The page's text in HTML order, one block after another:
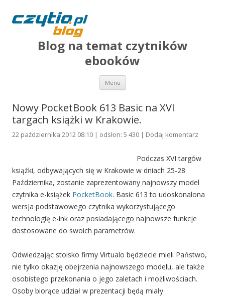
Blog na temat czytników
ebooków
Menu Przejdź do treści
Nowy PocketBook 613 Basic na XVI
targach książki w Krakowie.
22 października 2012 08:10 | odsłon: 5 430 | Dodaj komentarz
Podczas XVI targów
książki, odbywających się w Krakowie w dniach 25-28
Października, zostanie zaprezentowany najnowszy model
czytnika e-książek PocketBook. Basic 613 to udoskonalona
wersja podstawowego czytnika wykorzystującego
technologię e-ink oraz posiadającego najnowsze funkcje
dostosowane do swoich parametrów.
Odwiedzając stoisko firmy Virtualo będziecie mieli Państwo,
nie tylko okazję obejrzenia najnowszego modelu, ale także
osobistego przekonania o jego zaletach i możliwościach.
Osoby biorące udział w prezentacji będą miały